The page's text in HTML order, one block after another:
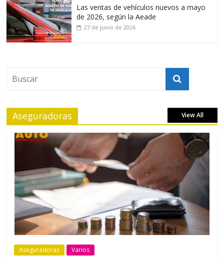
Las ventas de vehículos nuevos a mayo
de 2026, según la Aeade
27 de junio de 2026
Aseguradoras View All
Aseguradoras Varios